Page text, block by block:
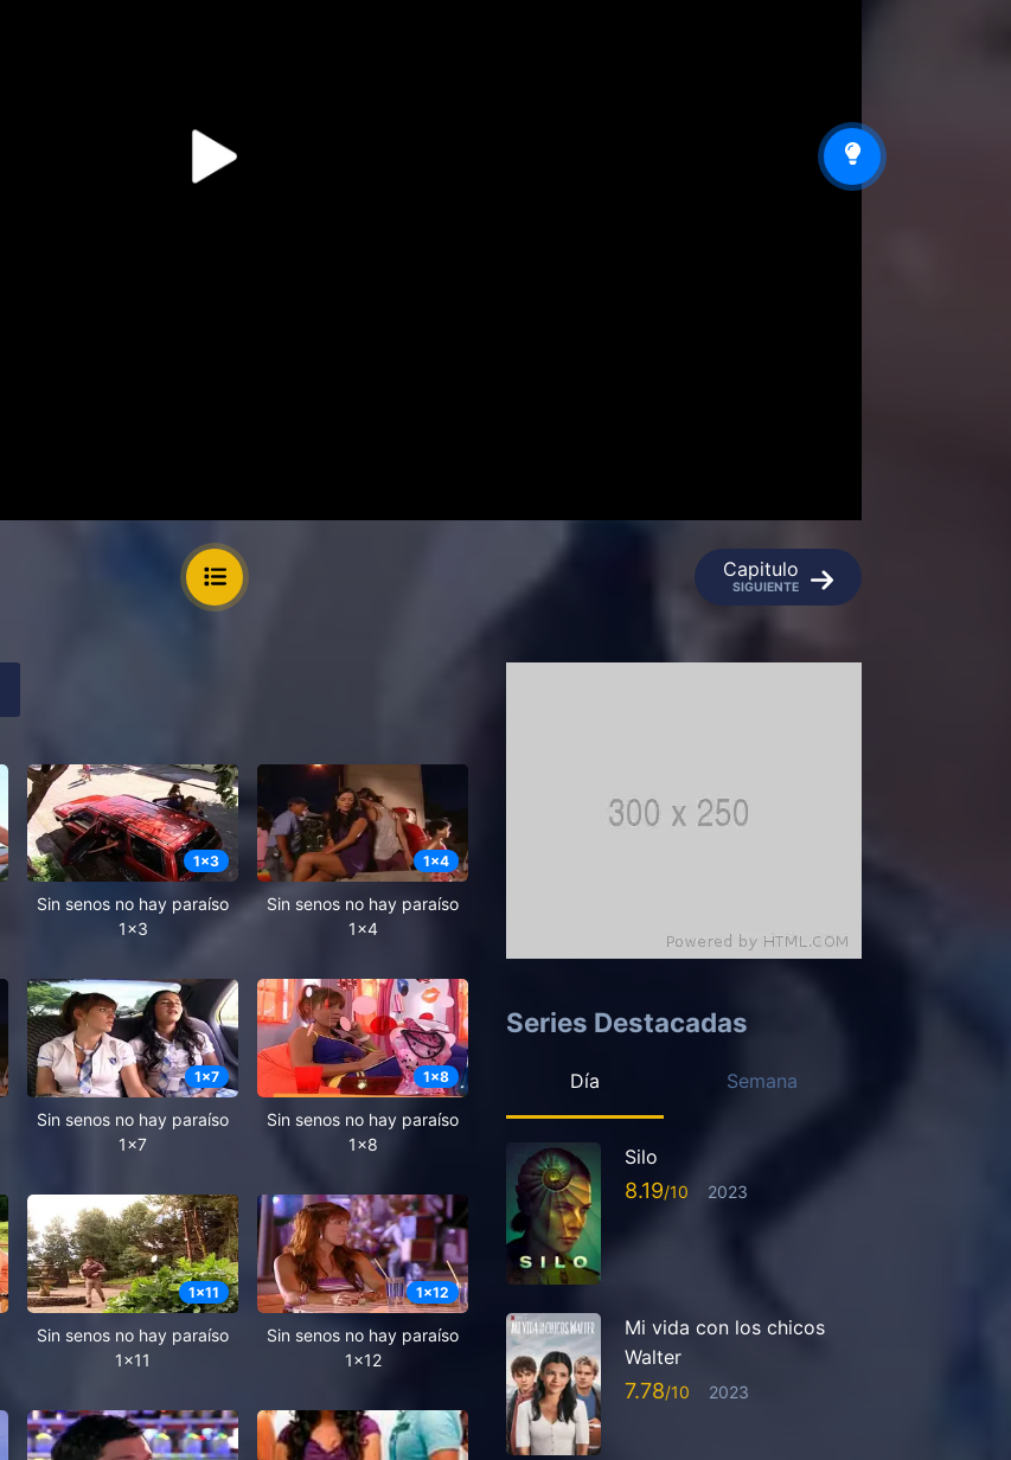
Capitulo
SIGUIENTE
1x3
Sin senos no hay paraíso
1x3
1x4
Sin senos no hay paraíso
1x4
1x7
Sin senos no hay paraíso
1x7
1x8
Sin senos no hay paraíso
1x8
1x11
Sin senos no hay paraíso
1x11
1x12
Sin senos no hay paraíso
1x12
Series Destacadas
Día Semana
Silo
8.19 2023
Mi vida con los chicos
Walter
7.78 2023